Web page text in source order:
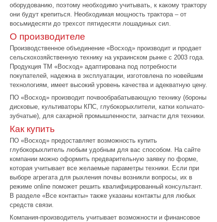
оборудованию, поэтому необходимо учитывать, к какому трактору
они будут крепиться. Необходимая мощность трактора – от
восьмидесяти до трехсот пятидесяти лошадиных сил.
О производителе
Производственное объединение «Восход» производит и продает
сельскохозяйственную технику на украинском рынке с 2003 года.
Продукция ТМ «Восход» адаптирована под потребности
покупателей, надежна в эксплуатации, изготовлена по новейшим
технологиям, имеет высокий уровень качества и адекватную цену.
ПО «Восход» производит почвообрабатывающую технику (бороны
дисковые, культиваторы КПС, глубокорыхлители, катки кольчато-
зубчатые), для сахарной промышленности, запчасти для техники.
Как купить
ПО «Восход» предоставляет возможность купить
глубокорыхлитель любым удобным для вас способом. На сайте
компании можно оформить предварительную заявку по форме,
которая учитывает все желаемые параметры техники. Если при
выборе агрегата для рыхления почвы возникли вопросы, их в
режиме online поможет решить квалифицированный консультант.
В разделе «Все контакты» также указаны контакты для любых
средств связи.
Компания-производитель учитывает возможности и финансовое